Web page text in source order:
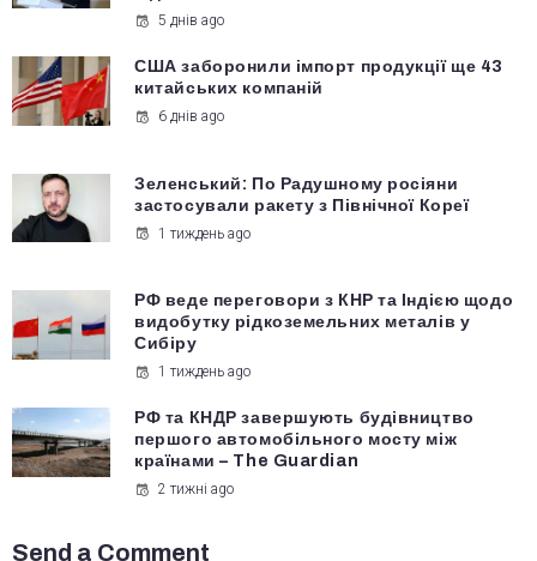
5 днів ago
США заборонили імпорт продукції ще 43
китайських компаній
6 днів ago
Зеленський: По Радушному росіяни
застосували ракету з Північної Кореї
1 тиждень ago
РФ веде переговори з КНР та Індією щодо
видобутку рідкоземельних металів у
Сибіру
1 тиждень ago
РФ та КНДР завершують будівництво
першого автомобільного мосту між
країнами – The Guardian
2 тижні ago
Send a Comment